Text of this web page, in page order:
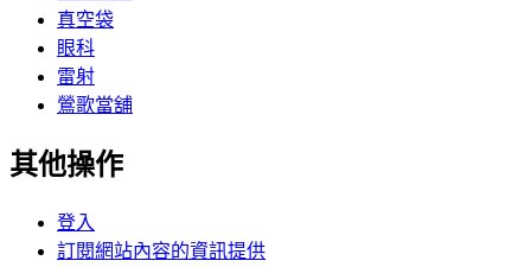
真空袋
眼科
雷射
鶯歌當舖
其他操作
登入
訂閱網站內容的資訊提供